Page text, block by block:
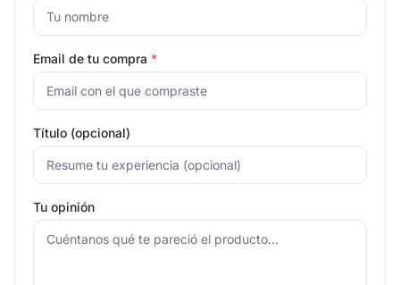
Email de tu compra *
Título (opcional)
Tu opinión